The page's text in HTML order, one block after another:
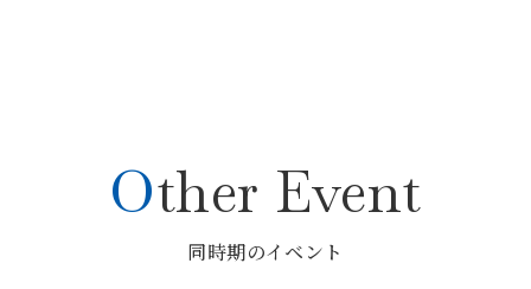
Other Event
同時期のイベント